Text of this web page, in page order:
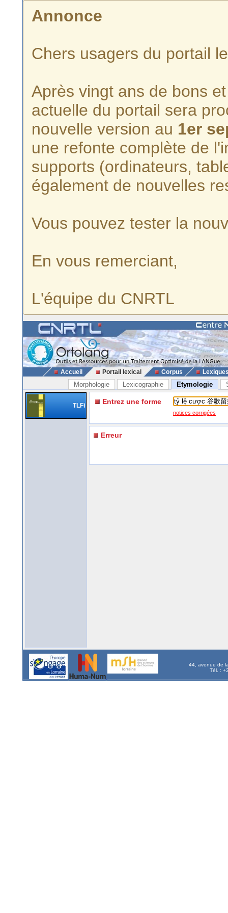
Annonce
Chers usagers du portail
Après vingt ans de bons
actuelle du portail sera
nouvelle version au 1er
une refonte complète de
supports (ordinateurs,
également de nouvelles
Vous pouvez tester la
En vous remerciant,
L'équipe du CNRTL
Accueil Portail lexical Corpus
Morphologie Lexicographie Etymologie
TLFi Entrez une forme
notices corrigées
Erreur
44, avenue de
Tél. :